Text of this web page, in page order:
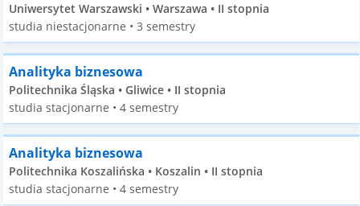
Uniwersytet Warszawski • Warszawa • II stopnia
studia niestacjonarne • 3 semestry
Analityka biznesowa
Politechnika Śląska • Gliwice • II stopnia
studia stacjonarne • 4 semestry
Analityka biznesowa
Politechnika Koszalińska • Koszalin • II stopnia
studia stacjonarne • 4 semestry